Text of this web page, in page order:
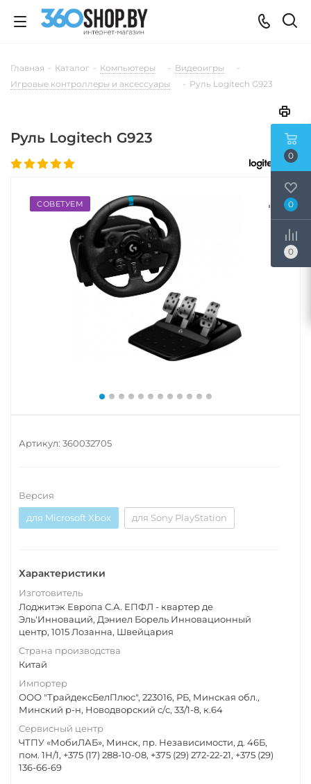
Главная - Каталог - Компьютеры - Видеоигры
-
Игровые контроллеры и аксессуары
- Руль Logitech G923
Руль Logitech G923
СОВЕТУЕМ
Артикул: 360032705
Версия
для Microsoft Xbox
для Sony PlayStation
Характеристики
Изготовитель
Лоджитэк Европа С.А. ЕПФЛ - квартер де
Эль'Инноваций, Дэниел Борель Инновационный
центр, 1015 Лозанна, Швейцария
Страна производства
Китай
Импортер
ООО "ТрайдексБелПлюс", 223016, РБ, Минская обл.,
Минский р-н, Новодворский с/с, 33/1-8, к.64
Сервисный центр
ЧТПУ «МобиЛАБ», Минск, пр. Независимости, д. 46Б,
пом. 1Н/1, +375 (17) 288-10-08, +375 (29) 272-22-21, +375 (29)
136-66-69
0
0
0